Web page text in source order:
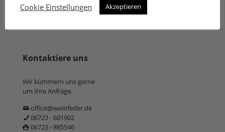
Kontaktiere uns
Wir kümmern uns gerne
um Ihre Anfrage.
office@weinfeder.de
06723 - 601902
06723 - 885546
Cookie Einstellungen
Akzeptieren